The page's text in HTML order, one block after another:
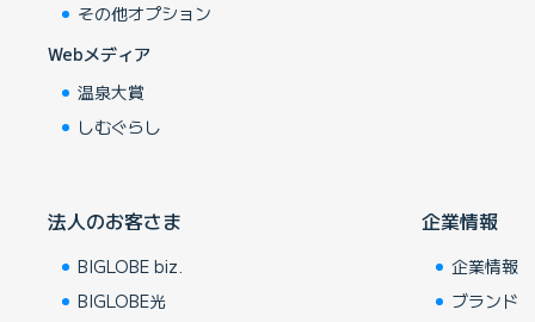
その他オプション
Webメディア
温泉大賞
しむぐらし
法人のお客さま
BIGLOBE biz.
BIGLOBE光
企業情報
企業情報
ブランド